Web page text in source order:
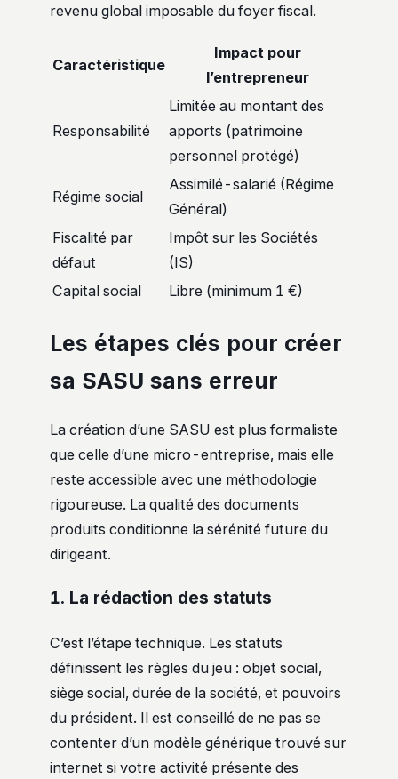
revenu global imposable du foyer fiscal.
Caractéristique
Impact pour
l’entrepreneur
Responsabilité
Limitée au montant des
apports (patrimoine
personnel protégé)
Régime social
Assimilé-salarié (Régime
Général)
Fiscalité par
défaut
Impôt sur les Sociétés
(IS)
Capital social
Libre (minimum 1 €)
Les étapes clés pour créer
sa SASU sans erreur
La création d’une SASU est plus formaliste
que celle d’une micro-entreprise, mais elle
reste accessible avec une méthodologie
rigoureuse. La qualité des documents
produits conditionne la sérénité future du
dirigeant.
1. La rédaction des statuts
C’est l’étape technique. Les statuts
définissent les règles du jeu : objet social,
siège social, durée de la société, et pouvoirs
du président. Il est conseillé de ne pas se
contenter d’un modèle générique trouvé sur
internet si votre activité présente des